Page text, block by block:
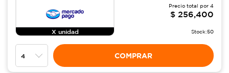
X unidad
Precio total por 4
$ 256,400
Stock:50
COMPRAR